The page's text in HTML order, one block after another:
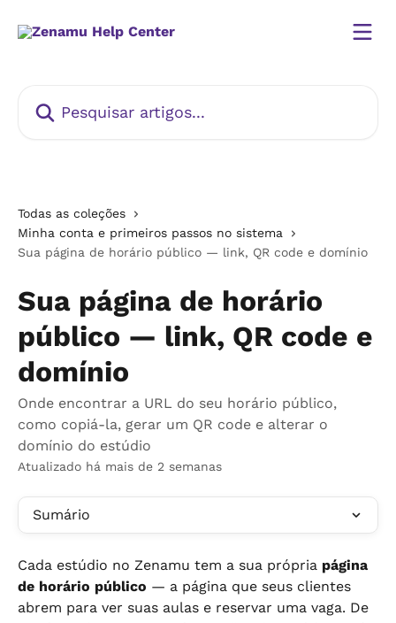
Todas as coleções
Minha conta e primeiros passos no sistema
Sua página de horário público — link, QR code e domínio
Sua página de horário
público — link, QR code e
domínio
Onde encontrar a URL do seu horário público,
como copiá-la, gerar um QR code e alterar o
domínio do estúdio
Atualizado há mais de 2 semanas
Sumário
Cada estúdio no Zenamu tem a sua própria página
de horário público — a página que seus clientes
abrem para ver suas aulas e reservar uma vaga. De